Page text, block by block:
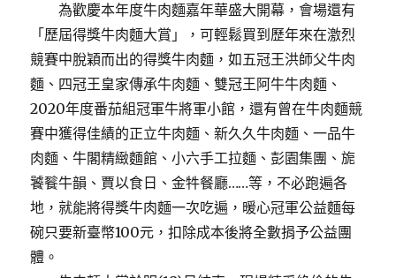
為歡慶本年度牛肉麵嘉年華盛大開幕，會場還有
「歷屆得獎牛肉麵大賞」，可輕鬆買到歷年來在激烈
競賽中脫穎而出的得獎牛肉麵，如五冠王洪師父牛肉
麵、四冠王皇家傳承牛肉麵、雙冠王阿牛牛肉麵、
2020年度番茄組冠軍牛將軍小館，還有曾在牛肉麵競
賽中獲得佳績的正立牛肉麵、新久久牛肉麵、一品牛
肉麵、牛閣精緻麵館、小六手工拉麵、彭園集團、旎
饕餮牛韻、賈以食日、金牪餐廳……等，不必跑遍各
地，就能將得獎牛肉麵一次吃遍，暖心冠軍公益麵每
碗只要新臺幣100元，扣除成本後將全數捐予公益團
體。